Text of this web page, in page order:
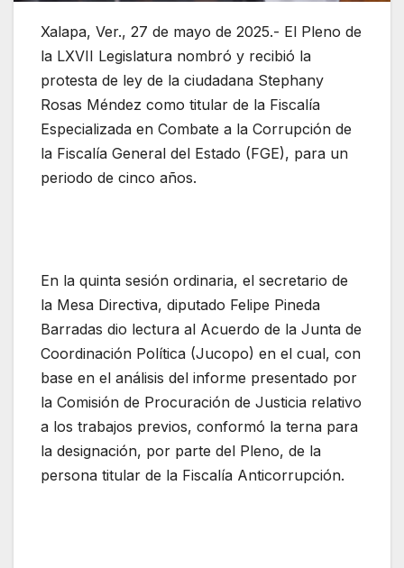
Xalapa, Ver., 27 de mayo de 2025.- El Pleno de
la LXVII Legislatura nombró y recibió la
protesta de ley de la ciudadana Stephany
Rosas Méndez como titular de la Fiscalía
Especializada en Combate a la Corrupción de
la Fiscalía General del Estado (FGE), para un
periodo de cinco años.
En la quinta sesión ordinaria, el secretario de
la Mesa Directiva, diputado Felipe Pineda
Barradas dio lectura al Acuerdo de la Junta de
Coordinación Política (Jucopo) en el cual, con
base en el análisis del informe presentado por
la Comisión de Procuración de Justicia relativo
a los trabajos previos, conformó la terna para
la designación, por parte del Pleno, de la
persona titular de la Fiscalía Anticorrupción.